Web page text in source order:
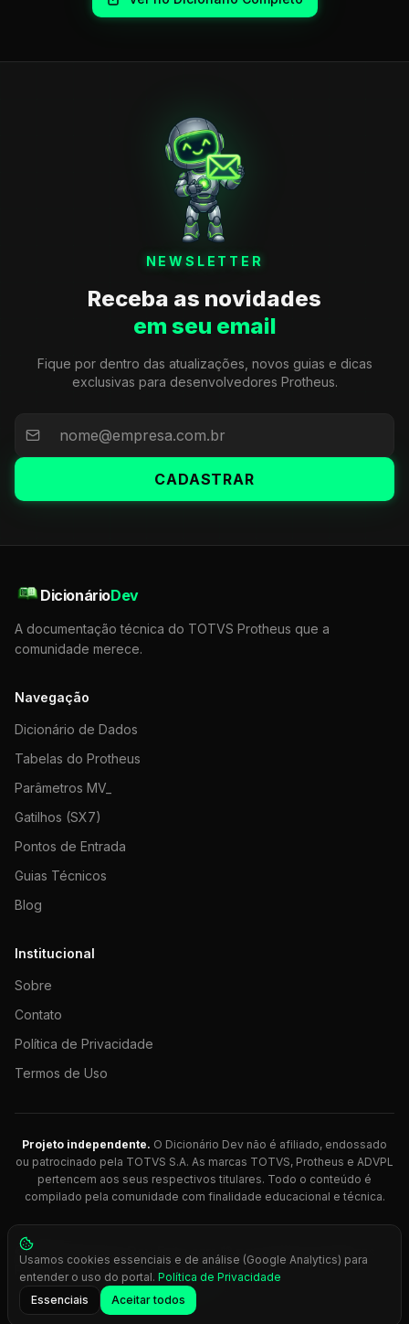
NEWSLETTER
Receba as novidades
em seu email
Fique por dentro das atualizações, novos guias e dicas
exclusivas para desenvolvedores Protheus.
CADASTRAR
DicionárioDev
A documentação técnica do TOTVS Protheus que a
comunidade merece.
Navegação
Dicionário de Dados
Tabelas do Protheus
Parâmetros MV_
Gatilhos (SX7)
Pontos de Entrada
Guias Técnicos
Blog
Institucional
Sobre
Contato
Política de Privacidade
Termos de Uso
Projeto independente. O Dicionário Dev não é afiliado, endossado
ou patrocinado pela TOTVS S.A. As marcas TOTVS, Protheus e ADVPL
pertencem aos seus respectivos titulares. Todo o conteúdo é
compilado pela comunidade com finalidade educacional e técnica.
© 2026 Dicionário Dev. Feito com 💚 para desenvolvedores
Protheus.
Press Ctrl+K
Usamos cookies essenciais e de análise (Google Analytics) para
entender o uso do portal. Política de Privacidade
Essenciais
Aceitar todos